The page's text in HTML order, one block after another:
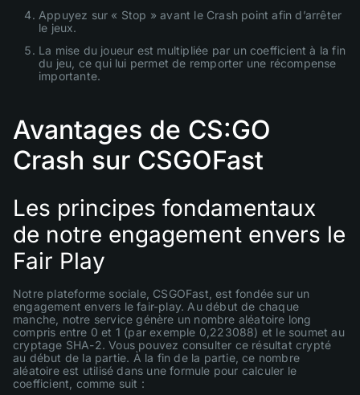
Appuyez sur « Stop » avant le Crash point afin d’arrêter
le jeux.
La mise du joueur est multipliée par un coefficient à la fin
du jeu, ce qui lui permet de remporter une récompense
importante.
Avantages de CS:GO
Crash sur CSGOFast
Les principes fondamentaux
de notre engagement envers le
Fair Play
Notre plateforme sociale, CSGOFast, est fondée sur un
engagement envers le fair-play. Au début de chaque
manche, notre service génère un nombre aléatoire long
compris entre 0 et 1 (par exemple 0,223088) et le soumet au
cryptage SHA-2. Vous pouvez consulter ce résultat crypté
au début de la partie. À la fin de la partie, ce nombre
aléatoire est utilisé dans une formule pour calculer le
coefficient, comme suit :